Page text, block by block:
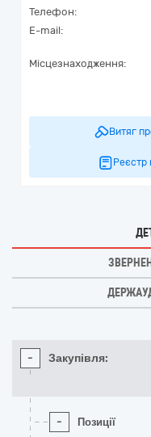
Телефон:
E-mail:
Місцезнаходження:
Витяг
Реєстр
- Закупівля:
- Позиції